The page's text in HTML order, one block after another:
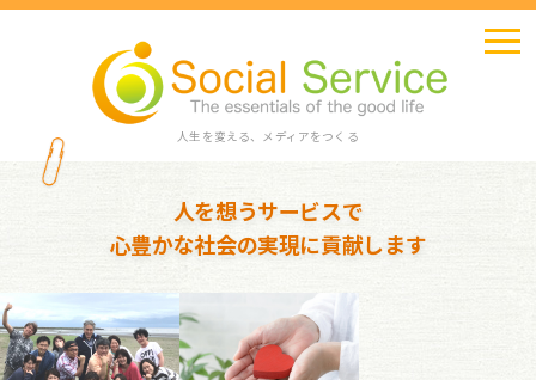
人生を変える、メディアをつくる
人を想うサービスで
心豊かな社会の実現に貢献します